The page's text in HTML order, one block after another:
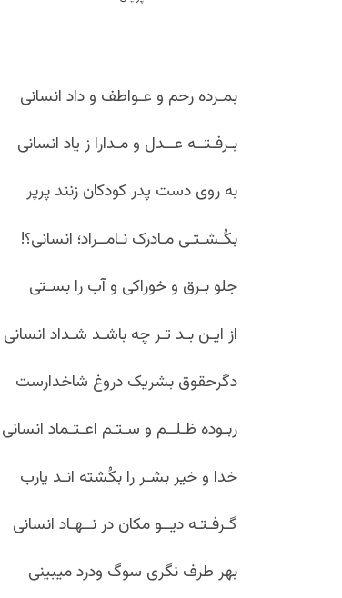
بمـرده رحم و عـواطف و داد انسانی
بـرفـتــه عــدل و مـدارا ز یاد انسانی
به روی دست پدر کودکان زنند پرپر
بکُـشـتـی مـادرک نـامــراد؛ انسانی؟!
جلو بـرق و خوراکی و آب را بسـتی
از ایـن بـد تـر چه باشـد شـداد انسانی
دگرحقوق بشریک دروغ شاخدارست
ربـوده ظـلــم و سـتـم اعـتـماد انسانی
خدا و خیر بشـر را بکُشته انـد یارب
گـرفـتـه دیــو مکان در نــهـاد انسانی
بهر طرف نگری سوگ ودرد میبینی